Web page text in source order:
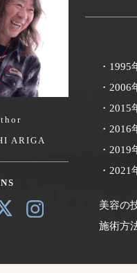
ARIGA
・
・2006
・
・
・
・
美容の
施術方